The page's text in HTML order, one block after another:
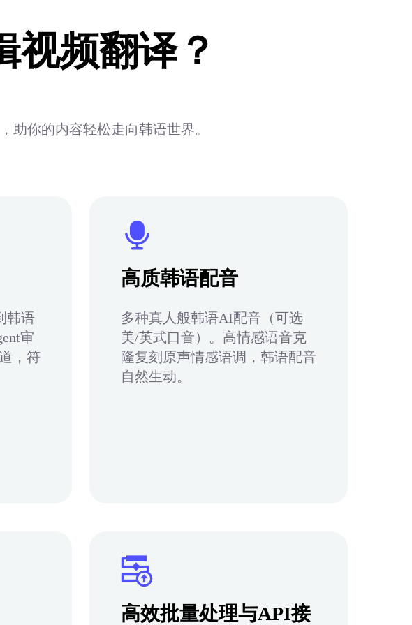
视频翻译？
助你的内容轻松走向韩语世界。
韩语
审
，符
高质韩语配音
多种真人般韩语AI配音（可选
美/英式口音）。高情感语音克
隆复刻原声情感语调，韩语配音
自然生动。
高效批量处理与API接